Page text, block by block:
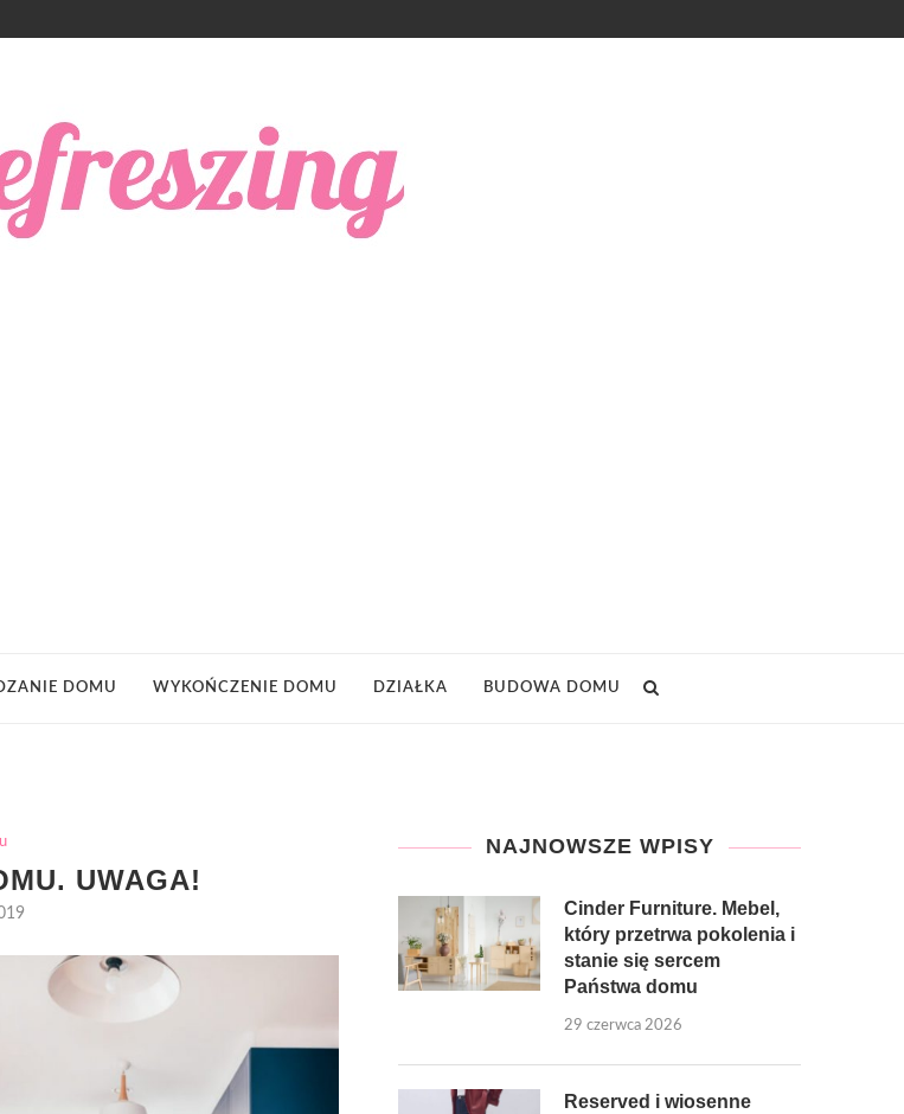
DOMU WYKOŃCZENIE DOMU DZIAŁKA BUDOWA DOMU
UWAGA!
NAJNOWSZE WPISY
Cinder Furniture. Mebel,
który przetrwa pokolenia i
stanie się sercem
Państwa domu
29 czerwca 2026
Reserved i wiosenne